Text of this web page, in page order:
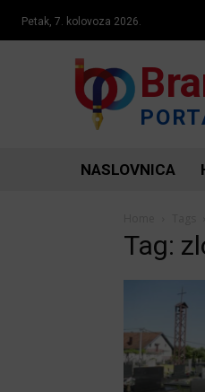
Petak, 7. kolovoza 2026.
NASLOVNICA
Tag: